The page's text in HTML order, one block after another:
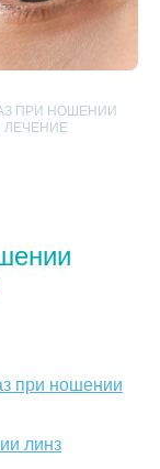
ПРИ НОШЕНИИ
ЛЕЧЕНИЕ
при ношении
линз